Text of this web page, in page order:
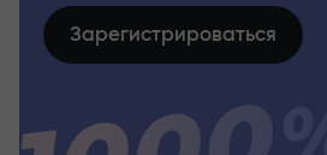
Зарегистрироваться